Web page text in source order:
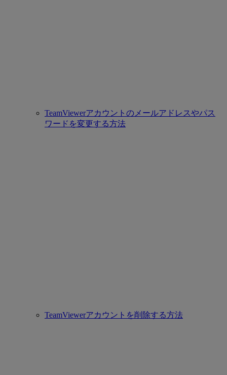
TeamViewerアカウントのメールアドレスやパス
ワードを変更する方法
TeamViewerアカウントを削除する方法